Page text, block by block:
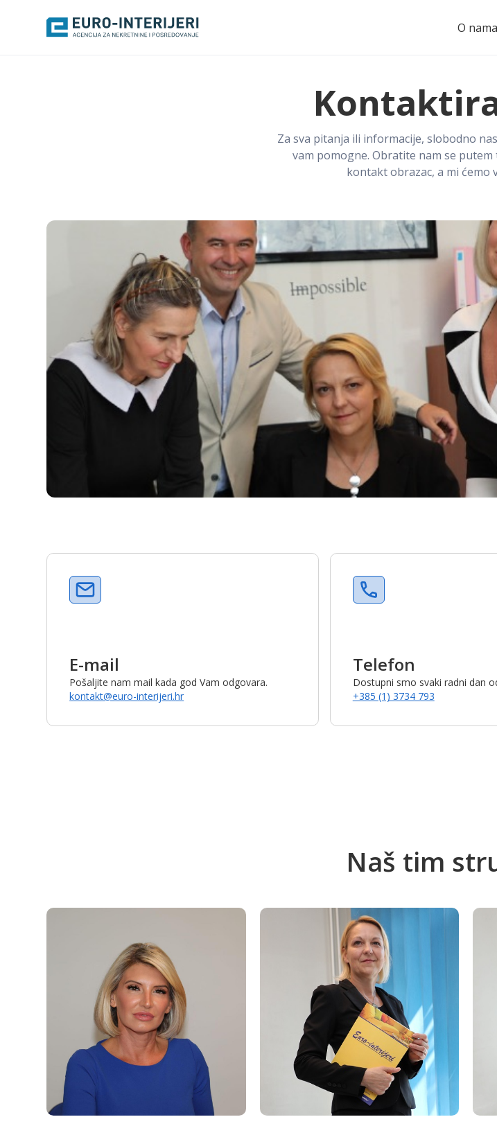
O nama
Za sva pitanja ili informacije, slobodno
vam pomogne. Obratite nam se
kontakt obrazac, a mi ćemo
E-mail
Pošaljite nam mail kada god Vam odgovara.
kontakt@euro-interijeri.hr
Telefon
Dostupni smo svaki radni dan
+385 (1) 3734 793
Naš tim